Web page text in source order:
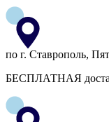
по г. Ставрополь,
БЕСПЛАТНАЯ